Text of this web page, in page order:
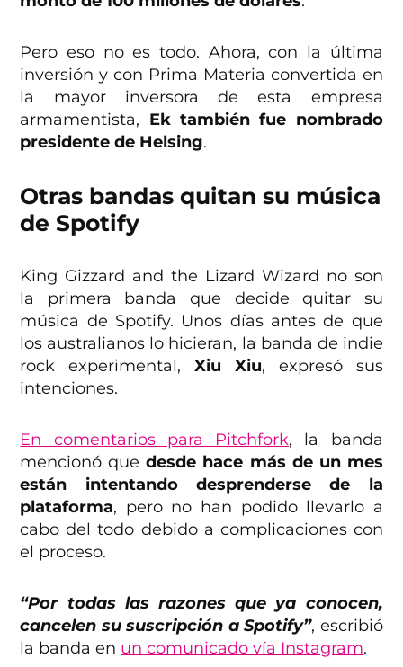
Pero eso no es todo. Ahora, con la última
inversión y con Prima Materia convertida en
la mayor inversora de esta empresa
armamentista, Ek también fue nombrado
presidente de Helsing.
Otras bandas quitan su música
de Spotify
King Gizzard and the Lizard Wizard no son
la primera banda que decide quitar su
música de Spotify. Unos días antes de que
los australianos lo hicieran, la banda de indie
rock experimental, Xiu Xiu, expresó sus
intenciones.
En comentarios para Pitchfork, la banda
mencionó quedesde hace más de un mes
están intentando desprenderse de la
plataforma, pero no han podido llevarlo a
cabo del todo debido a complicaciones con
el proceso.
“Por todas las razones que ya conocen,
cancelen su suscripción a Spotify”, escribió
la banda en un comunicado vía Instagram.